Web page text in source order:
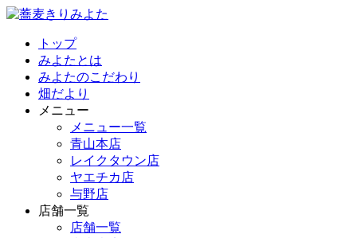
トップ
みよたとは
みよたのこだわり
畑だより
メニュー
メニュー一覧
青山本店
レイクタウン店
ヤエチカ店
与野店
店舗一覧
店舗一覧